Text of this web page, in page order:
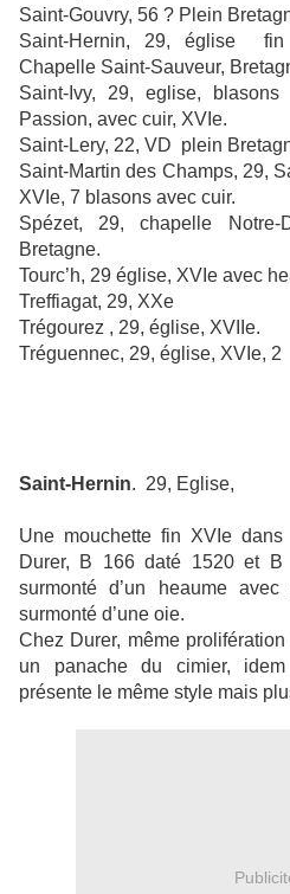
Saint-Gouvry, 56 ? Plein
Saint-Hernin, 29, église
fin
Chapelle Saint-Sauveur,
Saint-Ivy, 29, eglise, blasons
Passion, avec cuir, XVIe.
Saint-Lery, 22, VD plein
Saint-Martin des Champs, 29,
XVIe, 7 blasons avec cuir.
Spézet, 29, chapelle
Bretagne.
Tourc’h, 29 église, XVIe avec
Treffiagat, 29, XXe
Trégourez , 29, église, XVIIe.
Tréguennec, 29, église, XVIe, 2
Saint-Hernin. 29, Eglise,
Une mouchette fin XVIe
Durer, B 166 daté 1520 et
surmonté d’un heaume
surmonté d’une oie.
Chez Durer, même
un panache du cimier,
présente le même style mais